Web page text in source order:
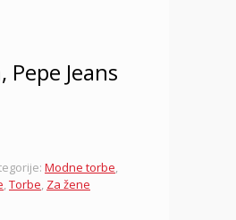
Pepe Jeans
Modne torbe,
,Torbe, Za žene